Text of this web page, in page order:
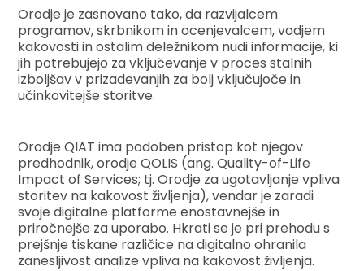
Orodje je zasnovano tako, da razvijalcem
programov, skrbnikom in ocenjevalcem, vodjem
kakovosti in ostalim deležnikom nudi informacije, ki
jih potrebujejo za vključevanje v proces stalnih
izboljšav v prizadevanjih za bolj vključujoče in
učinkovitejše storitve.
Orodje QIAT ima podoben pristop kot njegov
predhodnik, orodje QOLIS (ang. Quality-of-Life
Impact of Services; tj. Orodje za ugotavljanje vpliva
storitev na kakovost življenja), vendar je zaradi
svoje digitalne platforme enostavnejše in
priročnejše za uporabo. Hkrati se je pri prehodu s
prejšnje tiskane različice na digitalno ohranila
zanesljivost analize vpliva na kakovost življenja.